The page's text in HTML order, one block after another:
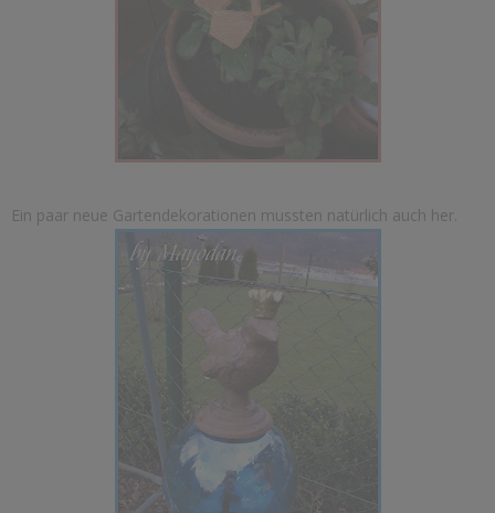
Ein paar neue Gartendekorationen mussten natürlich auch her.